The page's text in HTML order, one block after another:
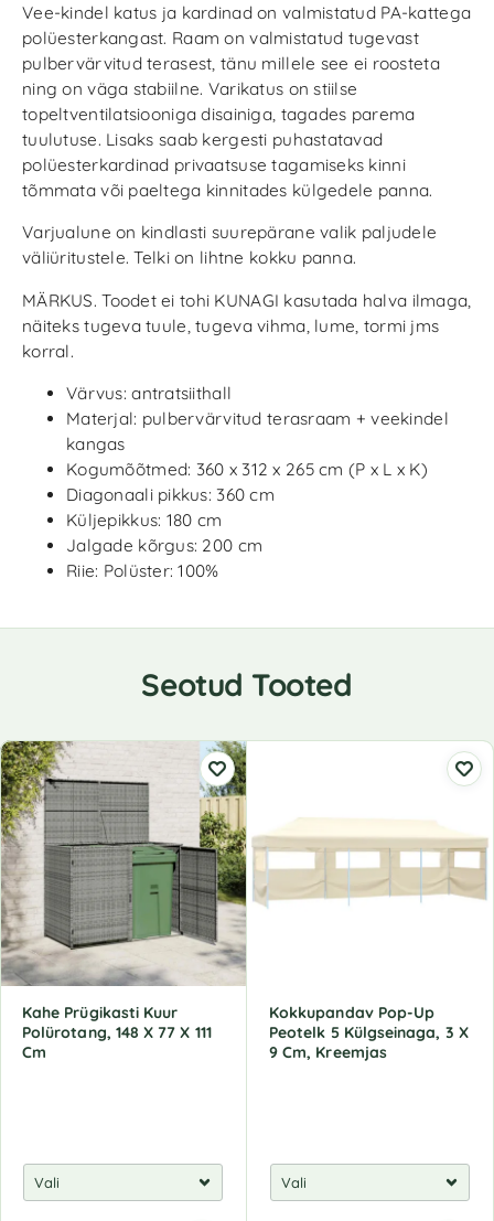
Vee-kindel katus ja kardinad on valmistatud PA-kattega
polüesterkangast. Raam on valmistatud tugevast
pulbervärvitud terasest, tänu millele see ei roosteta
ning on väga stabiilne. Varikatus on stiilse
topeltventilatsiooniga disainiga, tagades parema
tuulutuse. Lisaks saab kergesti puhastatavad
polüesterkardinad privaatsuse tagamiseks kinni
tõmmata või paeltega kinnitades külgedele panna.
Varjualune on kindlasti suurepärane valik paljudele
väliüritustele. Telki on lihtne kokku panna.
MÄRKUS. Toodet ei tohi KUNAGI kasutada halva ilmaga,
näiteks tugeva tuule, tugeva vihma, lume, tormi jms
korral.
Värvus: antratsiithall
Materjal: pulbervärvitud terasraam + veekindel
kangas
Kogumõõtmed: 360 x 312 x 265 cm (P x L x K)
Diagonaali pikkus: 360 cm
Küljepikkus: 180 cm
Jalgade kõrgus: 200 cm
Riie: Polüster: 100%
Seotud Tooted
Kahe Prügikasti Kuur
Polürotang, 148 X 77 X 111
Cm
Kokkupandav Pop-Up
Peotelk 5 Külgseinaga, 3 X
9 Cm, Kreemjas